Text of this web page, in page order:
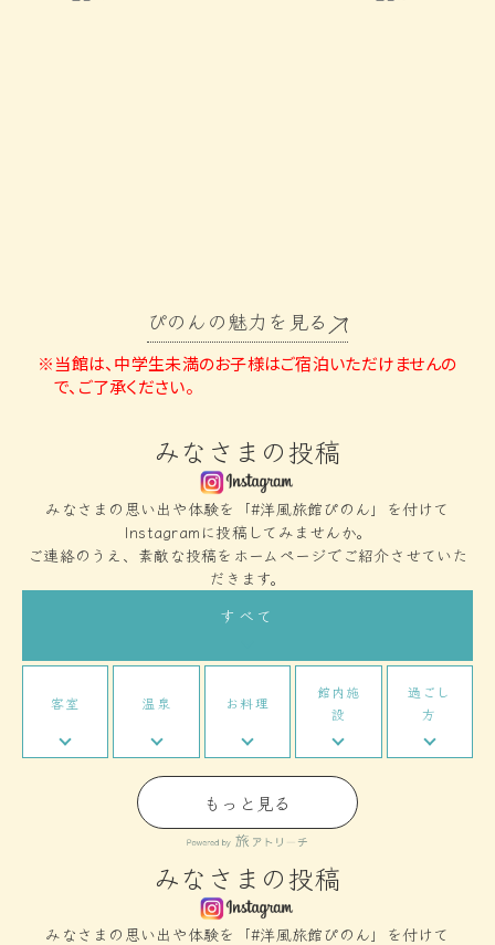
ぴのんの魅力を見る
※当館は、中学生未満のお子様はご宿泊いただけませんの
で、ご了承ください。
みなさまの投稿
みなさまの思い出や体験を「#洋風旅館ぴのん」を付けて
Instagramに投稿してみませんか。
ご連絡のうえ、素敵な投稿をホームページでご紹介させていた
だきます。
すべて
客室 温泉 お料理
館内施
設
過ごし
方
もっと見る
みなさまの投稿
みなさまの思い出や体験を「#洋風旅館ぴのん」を付けて